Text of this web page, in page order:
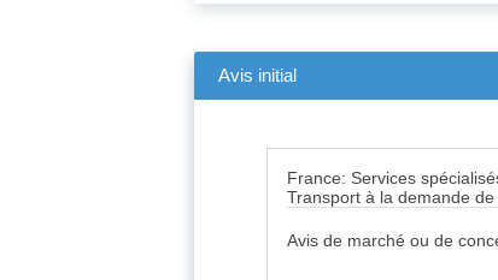
Avis initial
France: Services
Transport à la demande
Avis de marché ou de